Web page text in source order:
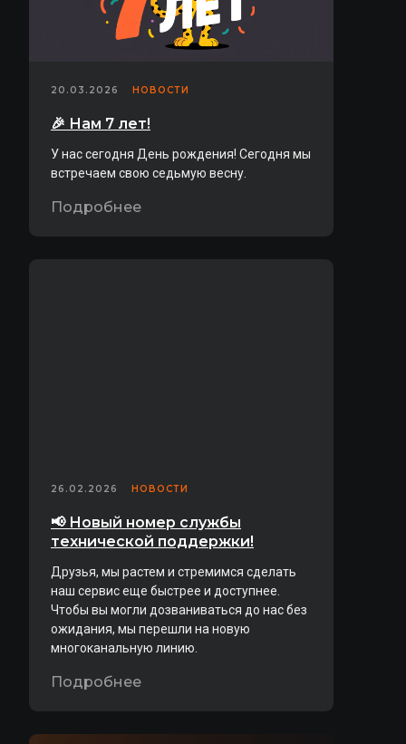
20.03.2026 НОВОСТИ
🎉 Нам 7 лет!
У нас сегодня День рождения! Сегодня мы
встречаем свою седьмую весну.
Подробнее
26.02.2026 НОВОСТИ
📢 Новый номер службы
технической поддержки!
Друзья, мы растем и стремимся сделать
наш сервис еще быстрее и доступнее.
Чтобы вы могли дозваниваться до нас без
ожидания, мы перешли на новую
многоканальную линию.
Подробнее